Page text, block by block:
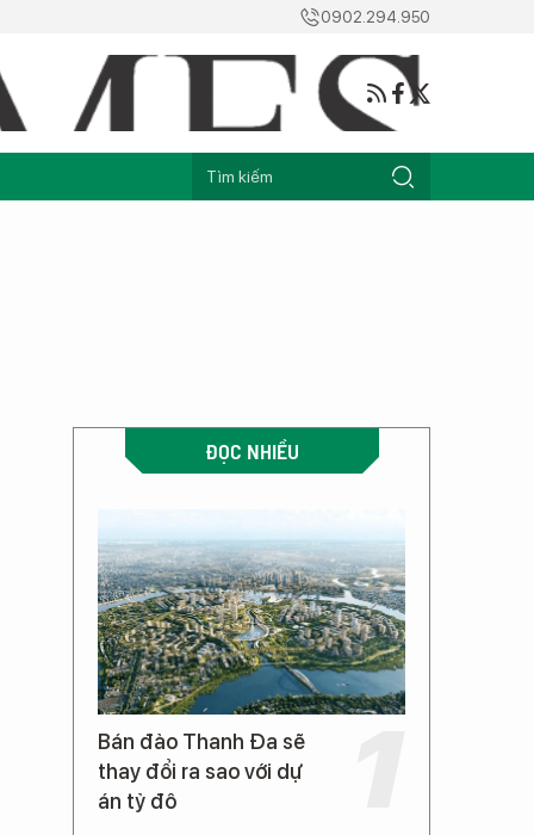
0902.294.950
ĐỌC NHIỀU
Bán đảo Thanh Đa sẽ
thay đổi ra sao với dự
án tỷ đô